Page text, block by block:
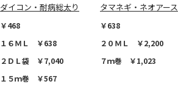
ダイコン・耐病総太り
￥468
１６ＭＬ ￥638
２ＤＬ袋 ￥7,040
１５ｍ巻 ￥567
タマネギ・ネオアース
￥638
２０ＭＬ ￥2,200
７ｍ巻 ￥1,023